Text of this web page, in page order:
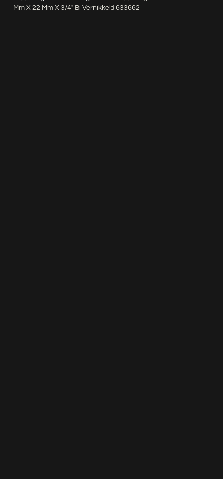
Mm X 22 Mm X 3/4″ Bi Vernikkeld 633662